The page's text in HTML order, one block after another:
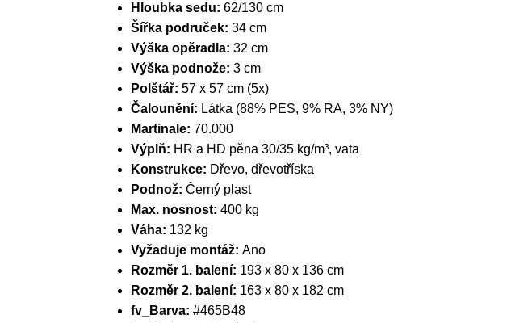
Hloubka sedu: 62/130 cm
Šířka područek: 34 cm
Výška opěradla: 32 cm
Výška podnože: 3 cm
Polštář: 57 x 57 cm (5x)
Čalounění: Látka (88% PES, 9% RA, 3% NY)
Martinale: 70.000
Výplň: HR a HD pěna 30/35 kg/m³, vata
Konstrukce: Dřevo, dřevotříska
Podnož: Černý plast
Max. nosnost: 400 kg
Váha: 132 kg
Vyžaduje montáž: Ano
Rozměr 1. balení: 193 x 80 x 136 cm
Rozměr 2. balení: 163 x 80 x 182 cm
fv_Barva: #465B48